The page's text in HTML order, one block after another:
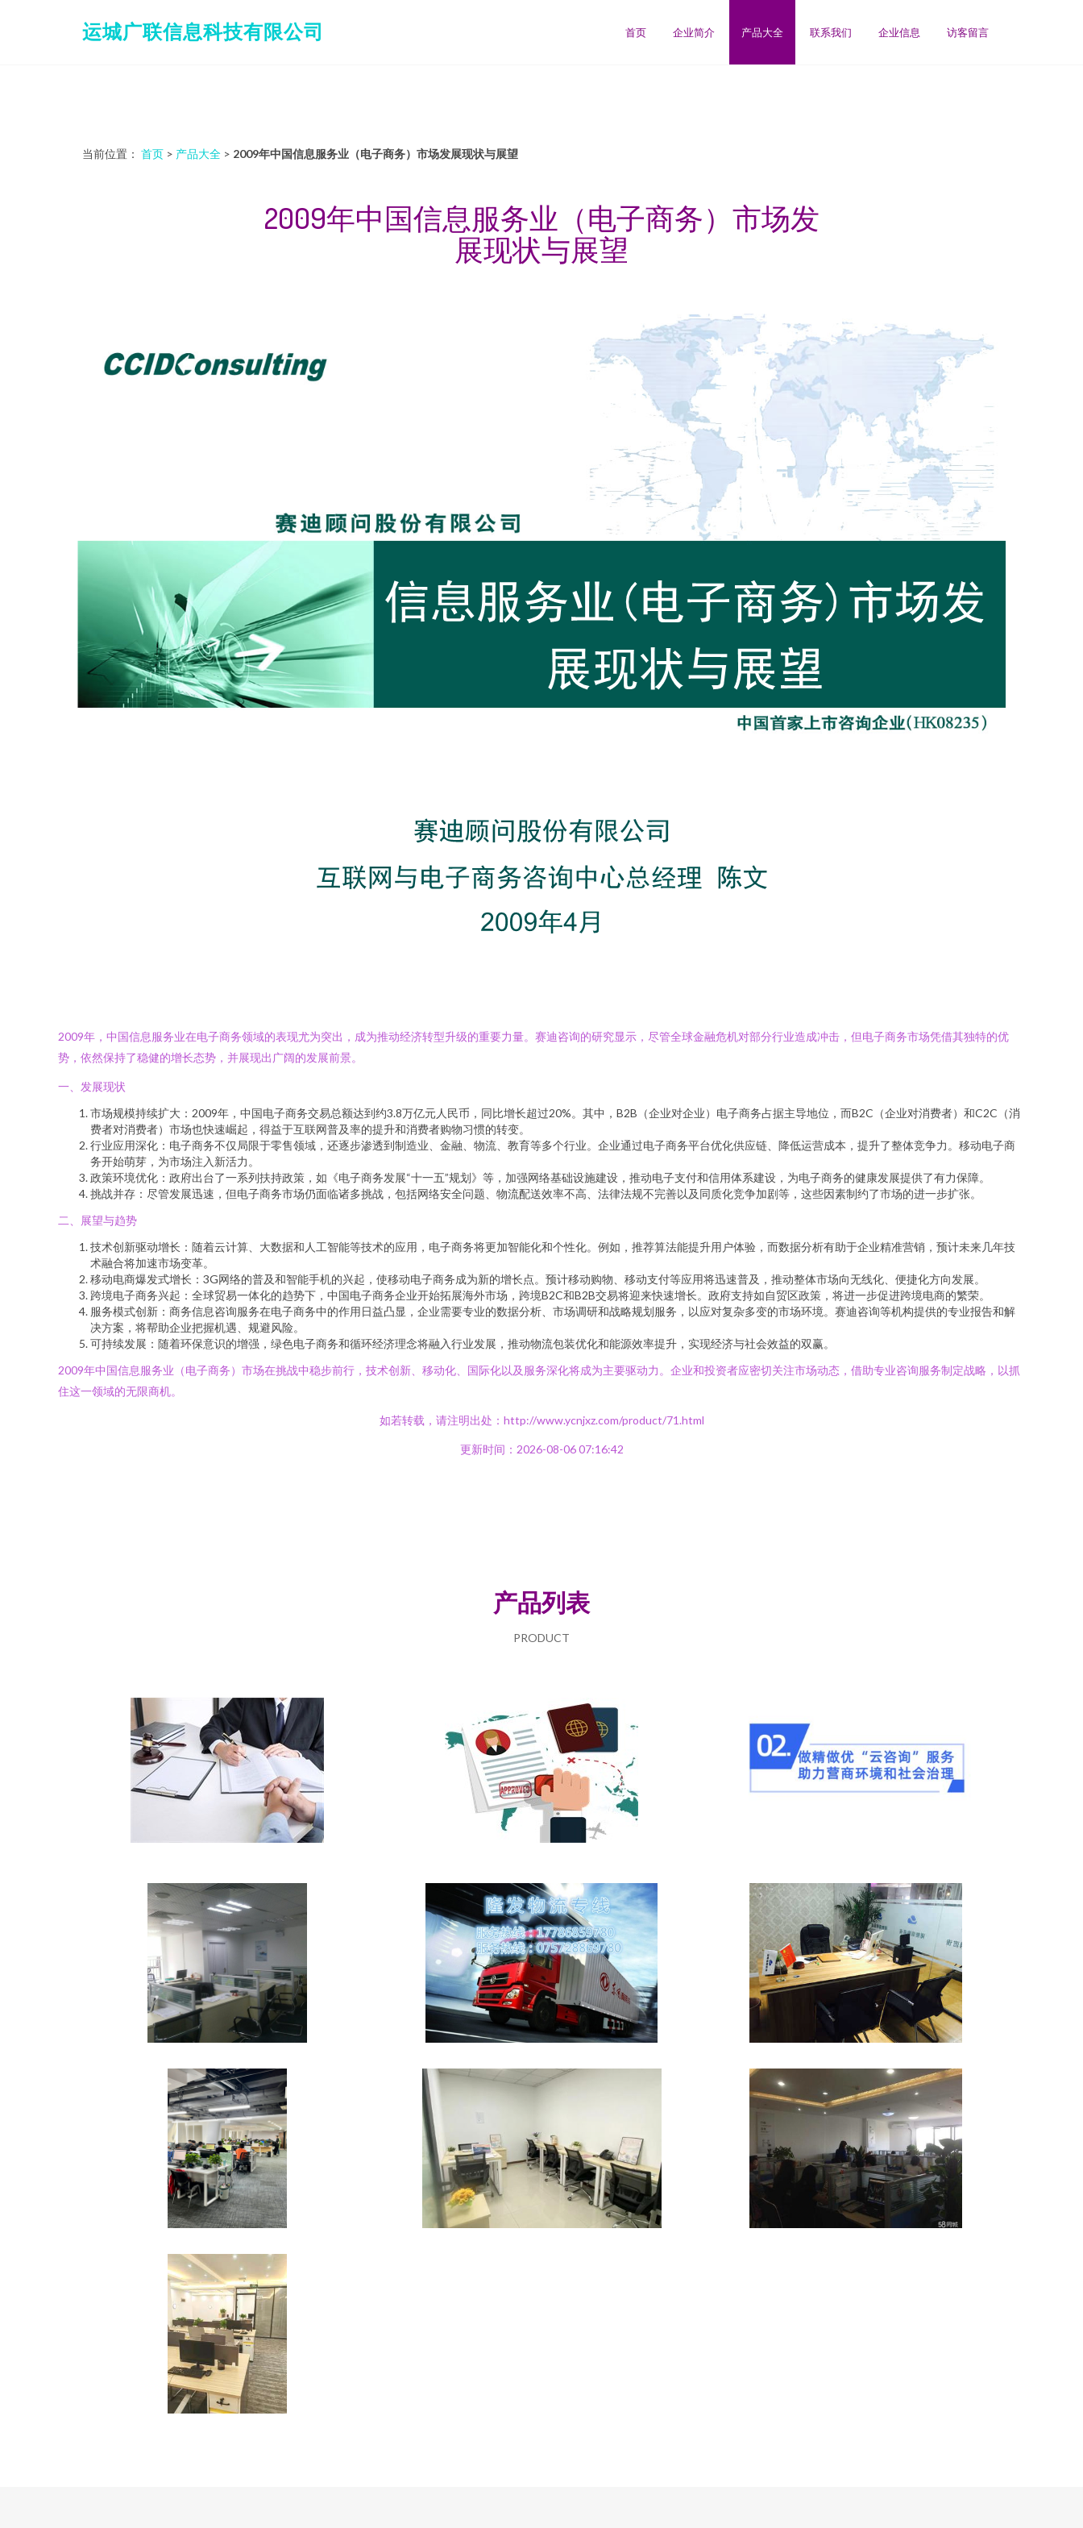
运城广联信息科技有限公司 首页 企业简介 产品大全 联系我们 企业信息 访客留言
当前位置： 首页 > 产品大全 > 2009年中国信息服务业（电子商务）市场发展现状与展望
2009年中国信息服务业（电子商务）市场发
展现状与展望
2009年，中国信息服务业在电子商务领域的表现尤为突出，成为推动经济转型升级的重要力量。赛迪咨询的研究显示，尽管全球金融危机对部分行业造成冲击，但电子商务市场凭借其独特的优
势，依然保持了稳健的增长态势，并展现出广阔的发展前景。
一、发展现状
市场规模持续扩大：2009年，中国电子商务交易总额达到约3.8万亿元人民币，同比增长超过20%。其中，B2B（企业对企业）电子商务占据主导地位，而B2C（企业对消费者）和C2C（消
费者对消费者）市场也快速崛起，得益于互联网普及率的提升和消费者购物习惯的转变。
行业应用深化：电子商务不仅局限于零售领域，还逐步渗透到制造业、金融、物流、教育等多个行业。企业通过电子商务平台优化供应链、降低运营成本，提升了整体竞争力。移动电子商
务开始萌芽，为市场注入新活力。
政策环境优化：政府出台了一系列扶持政策，如《电子商务发展“十一五”规划》等，加强网络基础设施建设，推动电子支付和信用体系建设，为电子商务的健康发展提供了有力保障。
挑战并存：尽管发展迅速，但电子商务市场仍面临诸多挑战，包括网络安全问题、物流配送效率不高、法律法规不完善以及同质化竞争加剧等，这些因素制约了市场的进一步扩张。
二、展望与趋势
技术创新驱动增长：随着云计算、大数据和人工智能等技术的应用，电子商务将更加智能化和个性化。例如，推荐算法能提升用户体验，而数据分析有助于企业精准营销，预计未来几年技
术融合将加速市场变革。
移动电商爆发式增长：3G网络的普及和智能手机的兴起，使移动电子商务成为新的增长点。预计移动购物、移动支付等应用将迅速普及，推动整体市场向无线化、便捷化方向发展。
跨境电子商务兴起：全球贸易一体化的趋势下，中国电子商务企业开始拓展海外市场，跨境B2C和B2B交易将迎来快速增长。政府支持如自贸区政策，将进一步促进跨境电商的繁荣。
服务模式创新：商务信息咨询服务在电子商务中的作用日益凸显，企业需要专业的数据分析、市场调研和战略规划服务，以应对复杂多变的市场环境。赛迪咨询等机构提供的专业报告和解
决方案，将帮助企业把握机遇、规避风险。
可持续发展：随着环保意识的增强，绿色电子商务和循环经济理念将融入行业发展，推动物流包装优化和能源效率提升，实现经济与社会效益的双赢。
2009年中国信息服务业（电子商务）市场在挑战中稳步前行，技术创新、移动化、国际化以及服务深化将成为主要驱动力。企业和投资者应密切关注市场动态，借助专业咨询服务制定战略，以抓
住这一领域的无限商机。
如若转载，请注明出处：http://www.ycnjxz.com/product/71.html
更新时间：2026-08-06 07:16:42
产品列表
PRODUCT